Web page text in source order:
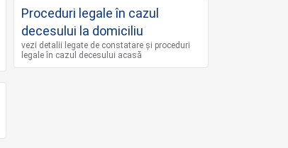
Proceduri legale în cazul
decesului la domiciliu
vezi detalii legate de constatare și proceduri
legale în cazul decesului acasă